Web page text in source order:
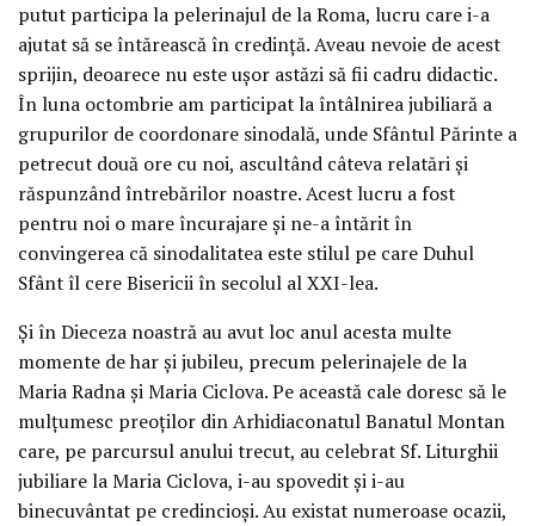
putut participa la pelerinajul de la Roma, lucru care i-a
ajutat să se întărească în credință. Aveau nevoie de acest
sprijin, deoarece nu este ușor astăzi să fii cadru didactic.
În luna octombrie am participat la întâlnirea jubiliară a
grupurilor de coordonare sinodală, unde Sfântul Părinte a
petrecut două ore cu noi, ascultând câteva relatări și
răspunzând întrebărilor noastre. Acest lucru a fost
pentru noi o mare încurajare și ne-a întărit în
convingerea că sinodalitatea este stilul pe care Duhul
Sfânt îl cere Bisericii în secolul al XXI-lea.
Și în Dieceza noastră au avut loc anul acesta multe
momente de har și jubileu, precum pelerinajele de la
Maria Radna și Maria Ciclova. Pe această cale doresc să le
mulțumesc preoților din Arhidiaconatul Banatul Montan
care, pe parcursul anului trecut, au celebrat Sf. Liturghii
jubiliare la Maria Ciclova, i-au spovedit și i-au
binecuvântat pe credincioși. Au existat numeroase ocazii,